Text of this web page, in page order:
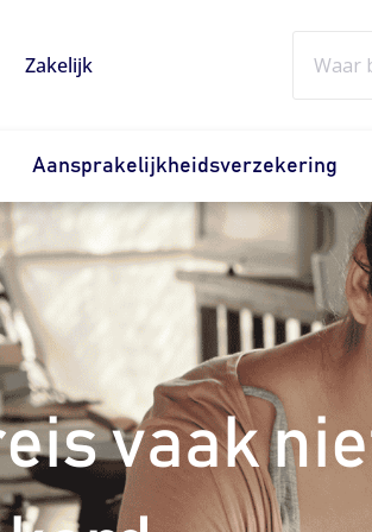
Zakelijk
Aansprakelijkheidsverzekering
vaak